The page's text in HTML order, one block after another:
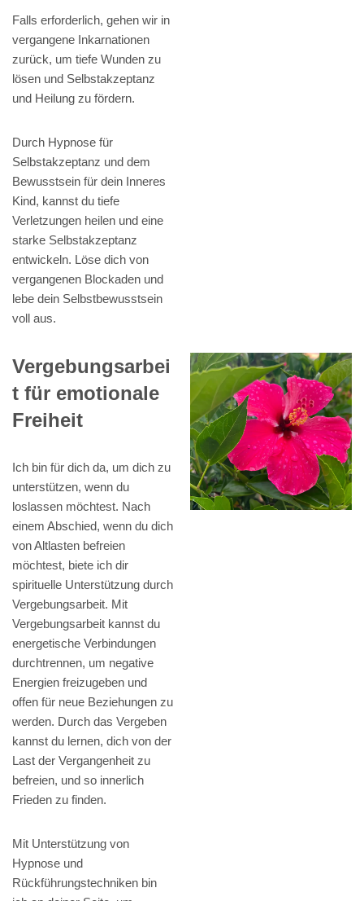
Falls erforderlich, gehen wir in
vergangene Inkarnationen
zurück, um tiefe Wunden zu
lösen und Selbstakzeptanz
und Heilung zu fördern.
Durch Hypnose für
Selbstakzeptanz und dem
Bewusstsein für dein Inneres
Kind, kannst du tiefe
Verletzungen heilen und eine
starke Selbstakzeptanz
entwickeln. Löse dich von
vergangenen Blockaden und
lebe dein Selbstbewusstsein
voll aus.
Vergebungsarbei
t für emotionale
Freiheit
Ich bin für dich da, um dich zu
unterstützen, wenn du
loslassen möchtest. Nach
einem Abschied, wenn du dich
von Altlasten befreien
möchtest, biete ich dir
spirituelle Unterstützung durch
Vergebungsarbeit. Mit
Vergebungsarbeit kannst du
energetische Verbindungen
durchtrennen, um negative
Energien freizugeben und
offen für neue Beziehungen zu
werden. Durch das Vergeben
kannst du lernen, dich von der
Last der Vergangenheit zu
befreien, und so innerlich
Frieden zu finden.
Mit Unterstützung von
Hypnose und
Rückführungstechniken bin